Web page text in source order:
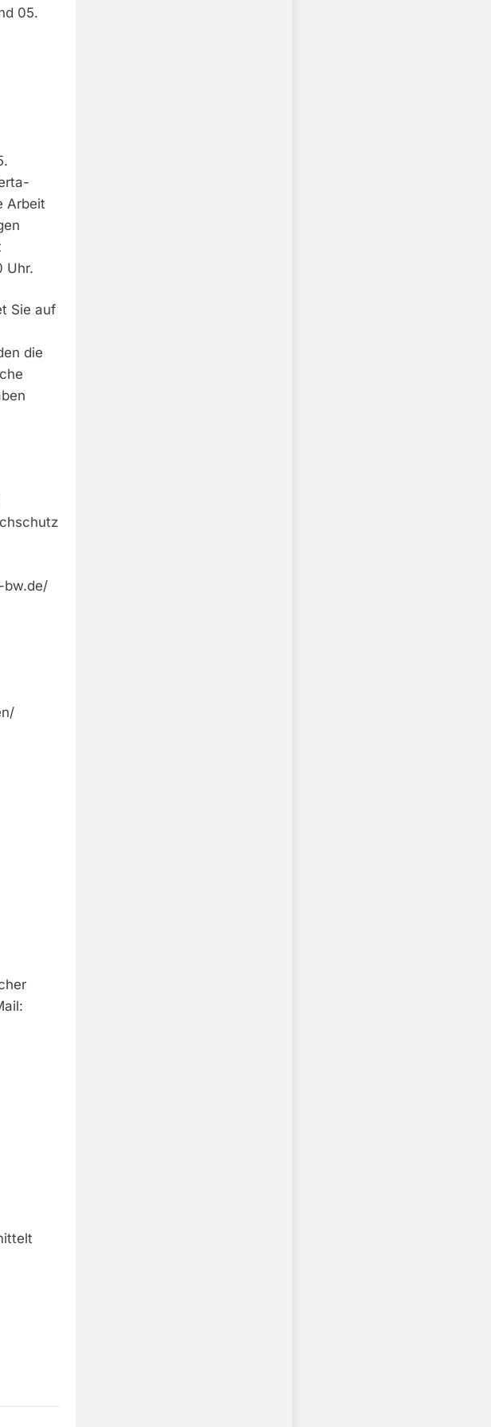
05.
Arbeit
Uhr.
Sie auf
die
bw.de/